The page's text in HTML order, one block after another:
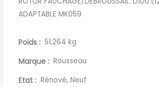
ADAPTABLE MK059
Poids 51,264 kg
Marque Rousseau
Etat Rénové, Neuf